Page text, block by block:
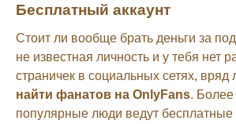
Бесплатный аккаунт
Стоит ли вообще брать деньги за
не известная личность и у тебя нет
страничек в социальных сетях, вряд
найти фанатов на OnlyFans. Более
популярные люди ведут бесплатные